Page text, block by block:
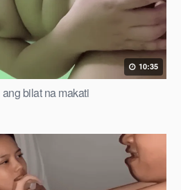
10:35
bilat na makati